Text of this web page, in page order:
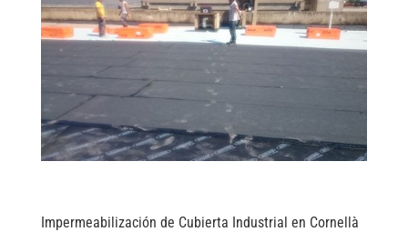
Impermeabilización de Cubierta Industrial en Cornellà